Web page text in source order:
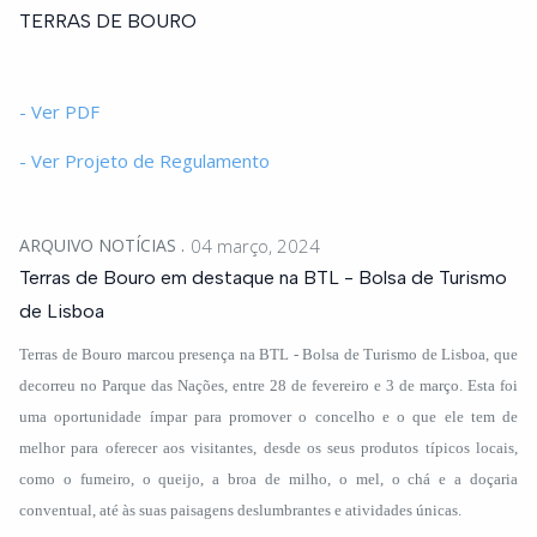
TERRAS DE BOURO
- Ver PDF
- Ver Projeto de Regulamento
ARQUIVO NOTÍCIAS 04 março, 2024
Terras de Bouro em destaque na BTL - Bolsa de Turismo
de Lisboa
Terras de Bouro marcou presença na BTL - Bolsa de Turismo de Lisboa, que
decorreu no Parque das Nações, entre 28 de fevereiro e 3 de março. Esta foi
uma oportunidade ímpar para promover o concelho e o que ele tem de
melhor para oferecer aos visitantes, desde os seus produtos típicos locais,
como o fumeiro, o queijo, a broa de milho, o mel, o chá e a doçaria
conventual, até às suas paisagens deslumbrantes e atividades únicas.